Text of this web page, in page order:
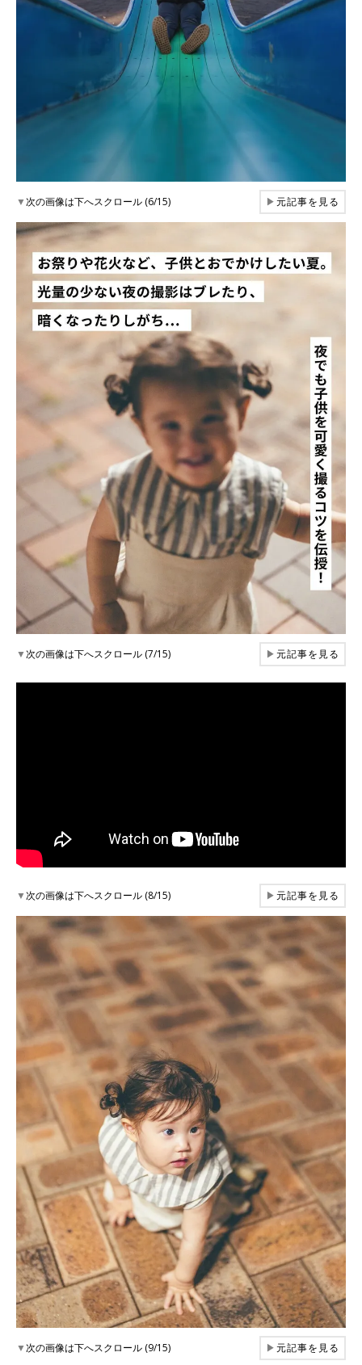
▼次の画像は下へスクロール (6/15) ▶元記事を見る
▼次の画像は下へスクロール (7/15) ▶元記事を見る
▼次の画像は下へスクロール (8/15) ▶元記事を見る
▼次の画像は下へスクロール (9/15) ▶元記事を見る